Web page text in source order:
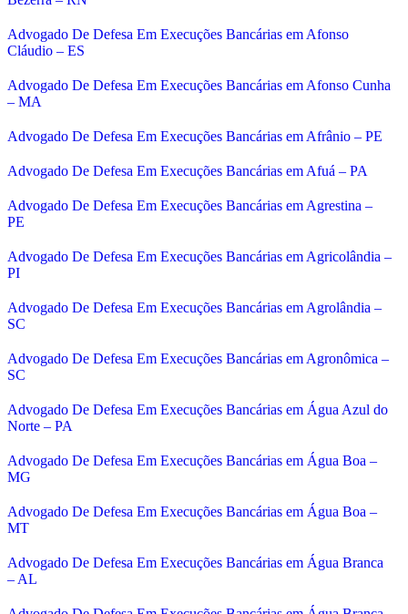
Advogado De Defesa Em Execuções Bancárias em Afonso
Cláudio – ES
Advogado De Defesa Em Execuções Bancárias em Afonso Cunha
– MA
Advogado De Defesa Em Execuções Bancárias em Afrânio – PE
Advogado De Defesa Em Execuções Bancárias em Afuá – PA
Advogado De Defesa Em Execuções Bancárias em Agrestina –
PE
Advogado De Defesa Em Execuções Bancárias em Agricolândia –
PI
Advogado De Defesa Em Execuções Bancárias em Agrolândia –
SC
Advogado De Defesa Em Execuções Bancárias em Agronômica –
SC
Advogado De Defesa Em Execuções Bancárias em Água Azul do
Norte – PA
Advogado De Defesa Em Execuções Bancárias em Água Boa –
MG
Advogado De Defesa Em Execuções Bancárias em Água Boa –
MT
Advogado De Defesa Em Execuções Bancárias em Água Branca
– AL